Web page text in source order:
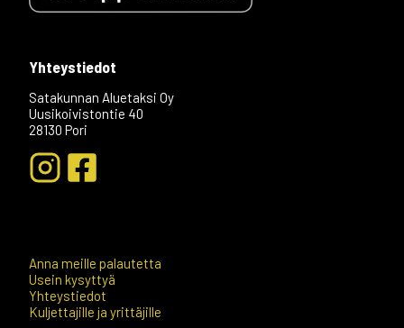
Yhteystiedot
Satakunnan Aluetaksi Oy
Uusikoivistontie 40
28130 Pori
Anna meille palautetta
Usein kysyttyä
Yhteystiedot
Kuljettajille ja yrittäjille